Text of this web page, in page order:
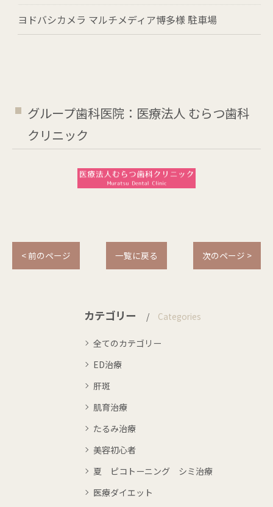
ヨドバシカメラ マルチメディア博多様 駐車場
グループ歯科医院：医療法人 むらつ歯科
クリニック
< 前のページ 一覧に戻る 次のページ >
カテゴリー Categories
全てのカテゴリー
ED治療
肝斑
肌育治療
たるみ治療
美容初心者
夏 ピコトーニング シミ治療
医療ダイエット